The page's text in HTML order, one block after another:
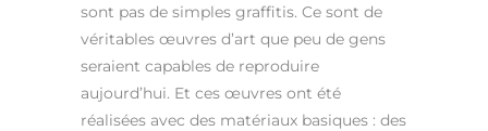
sont pas de simples graffitis. Ce sont de
véritables œuvres d’art que peu de gens
seraient capables de reproduire
aujourd’hui. Et ces œuvres ont été
réalisées avec des matériaux basiques : des